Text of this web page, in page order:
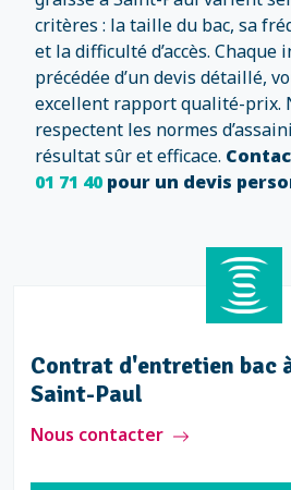
critères : la taille du bac, sa
et la difficulté d’accès.
précédée d’un devis détaillé,
excellent rapport qualité-prix.
respectent les normes
résultat sûr et efficace.
01 71 40pour un devis
Contrat d'entretien bac
Saint-Paul
Nous contacter